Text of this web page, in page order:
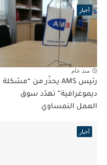
أخبار
منذ عام
رئيس AMS يحذّر من “مشكلة
ديموغرافية” تهدّد سوق
العمل النمساوي
أخبار